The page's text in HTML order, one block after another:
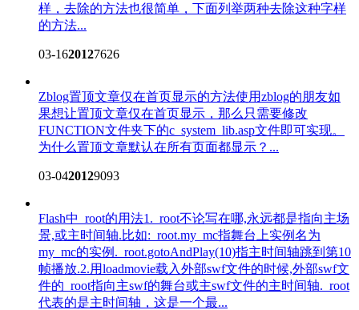
样，去除的方法也很简单，下面列举两种去除这种字样
的方法...
03-1620127626
Zblog置顶文章仅在首页显示的方法使用zblog的朋友如
果想让置顶文章仅在首页显示，那么只需要修改
FUNCTION文件夹下的c_system_lib.asp文件即可实现。
为什么置顶文章默认在所有页面都显示？...
03-0420129093
Flash中_root的用法1._root不论写在哪,永远都是指向主场
景,或主时间轴.比如:_root.my_mc指舞台上实例名为
my_mc的实例._root.gotoAndPlay(10)指主时间轴跳到第10
帧播放.2.用loadmovie载入外部swf文件的时候,外部swf文
件的_root指向主swf的舞台或主swf文件的主时间轴._root
代表的是主时间轴，这是一个最...